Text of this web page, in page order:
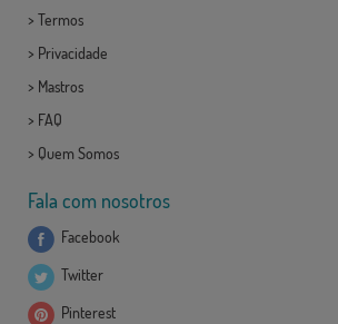
> Termos
> Privacidade
> Mastros
> FAQ
> Quem Somos
Fala com nosotros
Facebook
Twitter
Pinterest